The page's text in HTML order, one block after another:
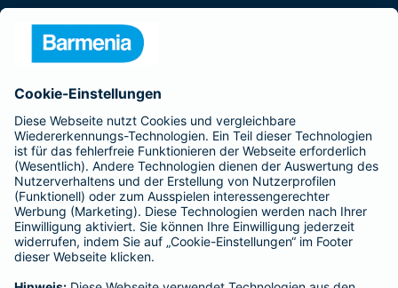
Barmenia ist Teil der BarmeniaGothaer
BELIEBTE SEITEN
Kranken-Zusatzversicherung
Tierversicherungen
Haftpflichtversicherung
Hausratversicherung